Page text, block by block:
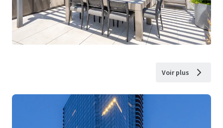
Voir plus